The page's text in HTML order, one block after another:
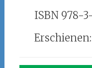
ISBN 978-